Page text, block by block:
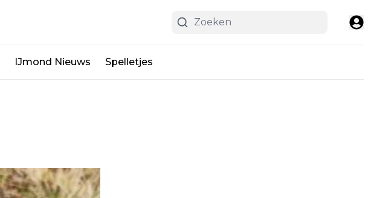
IJmond Nieuws Spelletjes